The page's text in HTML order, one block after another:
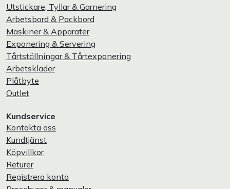
Utstickare, Tyllar & Garnering
Arbetsbord & Packbord
Maskiner & Apparater
Exponering & Servering
Tårtställningar & Tårtexponering
Arbetskläder
Plåtbyte
Outlet
Kundservice
Kontakta oss
Kundtjänst
Köpvillkor
Returer
Registrera konto